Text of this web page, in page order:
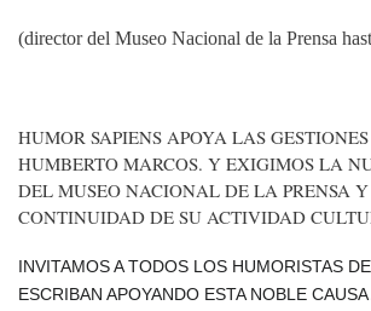
(director del Museo Nacional de la Prensa
HUMOR SAPIENS APOYA LAS
HUMBERTO MARCOS. Y EXIGIMOS LA
DEL MUSEO NACIONAL DE LA PRENSA
CONTINUIDAD DE SU ACTIVIDAD
INVITAMOS A TODOS LOS HUMORISTAS
ESCRIBAN APOYANDO ESTA NOBLE